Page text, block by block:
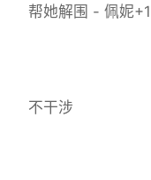
帮她解围 - 佩妮+1
不干涉